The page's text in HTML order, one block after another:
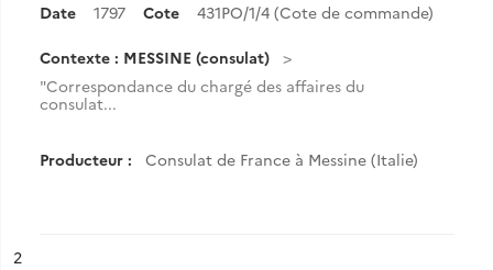
Date 1797 Cote 431PO/1/4 (Cote de commande)
Contexte : MESSINE (consulat)
"Correspondance du chargé des affaires du
consulat...
Producteur : Consulat de France à Messine (Italie)
n°
2